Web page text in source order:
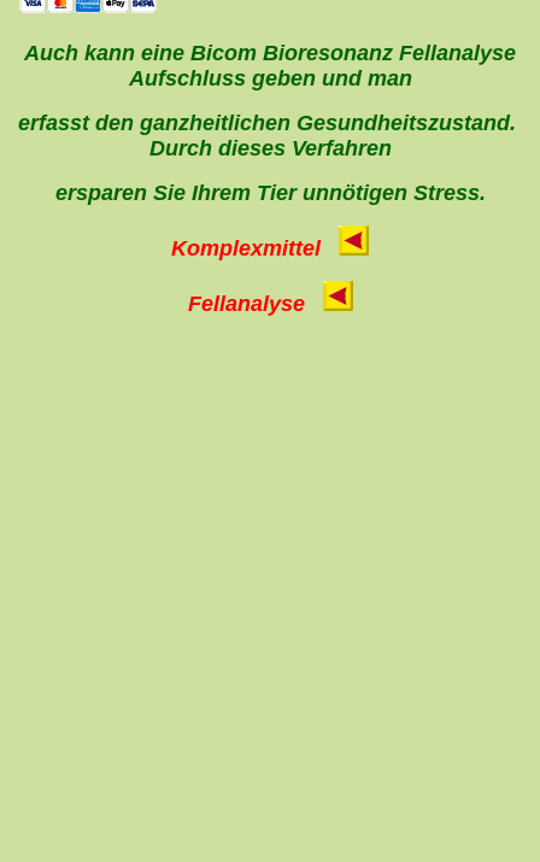
Auch kann eine Bicom Bioresonanz Fellanalyse
Aufschluss geben und man
erfasst den ganzheitlichen Gesundheitszustand.
Durch dieses Verfahren
ersparen Sie Ihrem Tier unnötigen Stress.
Komplexmittel
Fellanalyse